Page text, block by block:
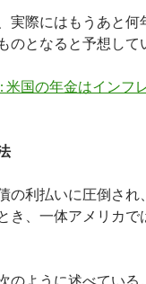
実際にはもうあと何
のとなると予想して
米国の年金はインフ
の利払いに圧倒され
き、一体アメリカで
のように述べている。